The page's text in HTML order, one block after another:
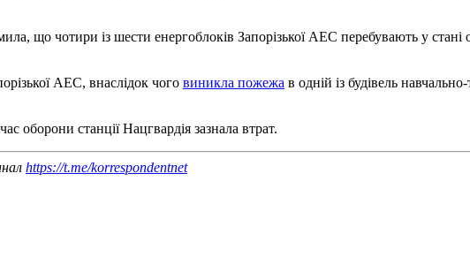
що чотири із шести енергоблоків Запорізької АЕС перебувають у стані
АЕС, внаслідок чого виникла пожежа в одній із будівель
оборони станції Нацгвардія зазнала втрат.
https://t.me/korrespondentnet